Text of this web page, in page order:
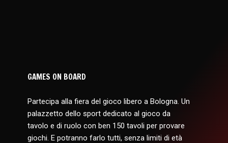
GAMES ON BOARD
Partecipa alla fiera del gioco libero a Bologna. Un
palazzetto dello sport dedicato al gioco da
tavolo e di ruolo con ben 150 tavoli per provare
giochi. E potranno farlo tutti, senza limiti di età